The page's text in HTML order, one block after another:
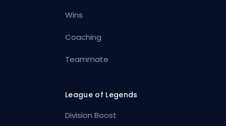
Wins
Coaching
Teammate
League of Legends
Division Boost